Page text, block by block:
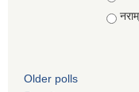
Older polls